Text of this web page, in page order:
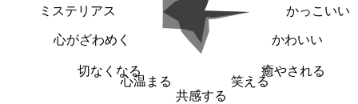
かっこいい
かわいい
癒やされる
笑える
共感する
心温まる
切なくなる
心がざわめく
ミステリアス